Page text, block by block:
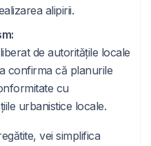
alipirii.
de autoritățile locale
confirma că planurile
cu
urbanistice locale.
vei simplifica